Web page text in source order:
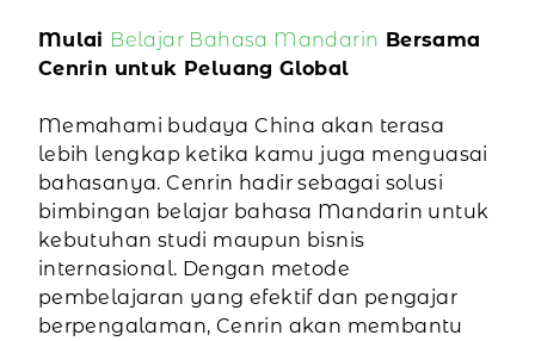
Mulai Belajar Bahasa Mandarin Bersama
Cenrin untuk Peluang Global
Memahami budaya China akan terasa
lebih lengkap ketika kamu juga menguasai
bahasanya. Cenrin hadir sebagai solusi
bimbingan belajar bahasa Mandarin untuk
kebutuhan studi maupun bisnis
internasional. Dengan metode
pembelajaran yang efektif dan pengajar
berpengalaman, Cenrin akan membantu